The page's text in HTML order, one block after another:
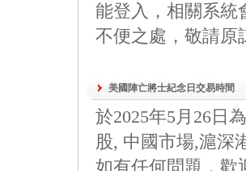
能登入，相關系統
不便之處，敬請原
美國陣亡將士紀念日交易時間
於2025年5月26日
股, 中國市場,滬深
如有任何問題，歡